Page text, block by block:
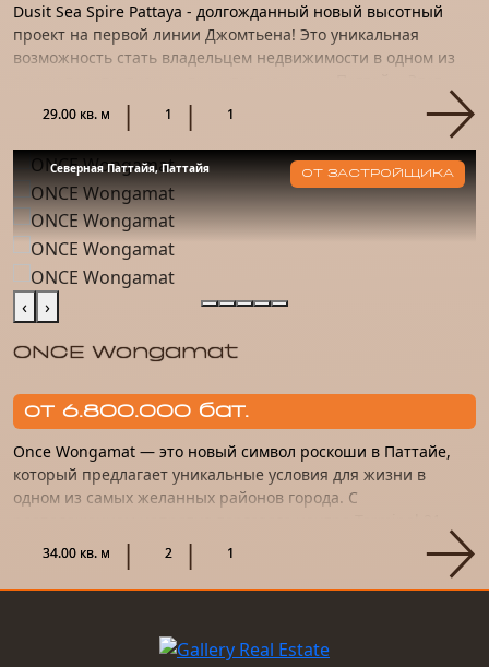
Dusit Sea Spire Pattaya - долгожданный новый высотный
проект на первой линии Джомтьена! Это уникальная
возможность стать владельцем недвижимости в одном из
29.00 кв. м 1 1
Северная Паттайя, Паттайя ОТ ЗАСТРОЙЩИКА
‹ ›
ONCE Wongamat
от 6.800.000 бат.
Once Wongamat — это новый символ роскоши в Паттайе,
который предлагает уникальные условия для жизни в
одном из самых желанных районов города. С
этот проект станет не т...
34.00 кв. м 2 1